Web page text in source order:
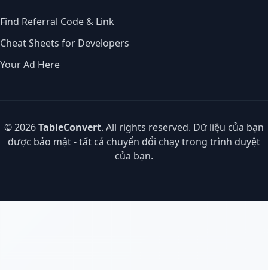
Find Referral Code & Link
Cheat Sheets for Developers
Your Ad Here
© 2026TableConvert. All rights reserved. Dữ liệu của bạn
được bảo mật - tất cả chuyển đổi chạy trong trình duyệt
của bạn.